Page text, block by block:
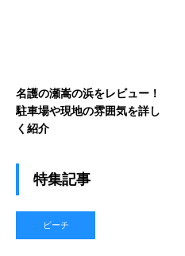
名護の瀬嵩の浜をレビュー！
駐車場や現地の雰囲気を詳し
く紹介
特集記事
ビーチ